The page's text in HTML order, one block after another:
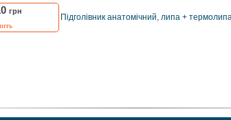
грн
Підголівник анатомічний, липа +